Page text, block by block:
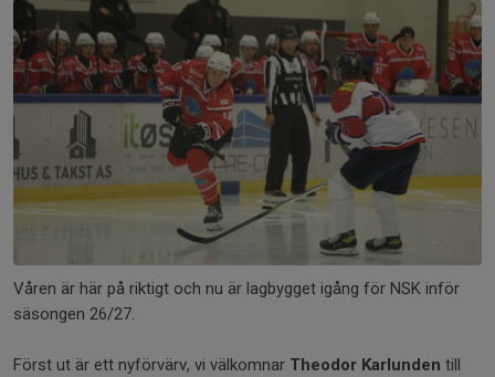
Våren är här på riktigt och nu är lagbygget igång för NSK inför
säsongen 26/27.
Först ut är ett nyförvärv, vi välkomnar Theodor Karlunden till